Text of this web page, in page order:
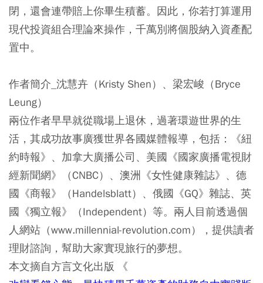
閉，還會連帶賠上你畢生積蓄。因此，你若打算運用
現代投資組合理論來操作，千萬別將個股納入資產配
置中。
作者簡介_沈慧卉（Kristy Shen）、梁宏峻（Bryce
Leung）
兩位作者早早就從職場上退休，過著環遊世界的生
活，其成功故事廣獲世界各國媒體報導，包括：《紐
約時報》、加拿大廣播公司、美國《國家廣播電視財
經新聞網》（CNBC）、澳洲《女性健康雜誌》、德
國《商報》（Handelsblatt）、俄國《GQ》雜誌、英
國《獨立報》（Independent）等。兩人目前透過個
人網站（www.millennial-revolution.com），提供讀者
理財諮詢，幫助大家實現旅行的夢想。
本文摘自方言文化出版 《